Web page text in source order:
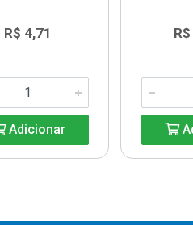
R$ 4,71
Adicionar